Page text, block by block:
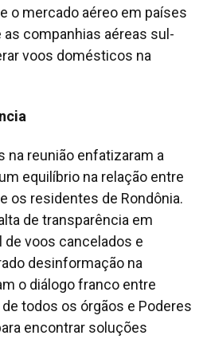
o mercado aéreo em países
companhias aéreas sul-
voos domésticos na
na reunião enfatizaram a
equilíbrio na relação entre
os residentes de Rondônia.
de transparência em
de voos cancelados e
desinformação na
o diálogo franco entre
todos os órgãos e Poderes
encontrar soluções